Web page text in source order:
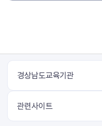
경상남도교육기관
관련사이트